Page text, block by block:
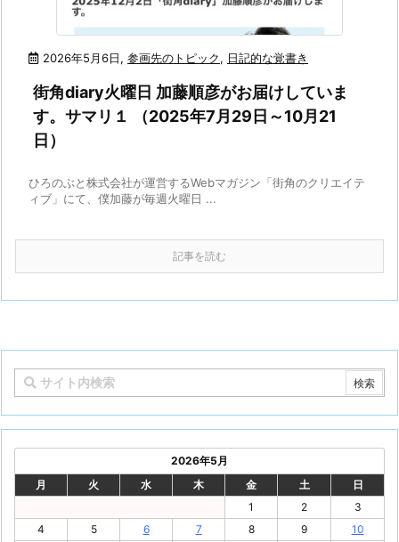
2026年5月6日, 参画先のトピック, 日記的な覚書き
街角diary火曜日 加藤順彦がお届けしていま
す。サマリ１ （2025年7月29日～10月21
日）
ひろのぶと株式会社が運営するWebマガジン「街角のクリエイテ
ィブ」にて、僕加藤が毎週火曜日 ...
記事を読む
2026年5月
月
火 水 木 金 土
日
1
2
3
4
5 6 7 8 9
10